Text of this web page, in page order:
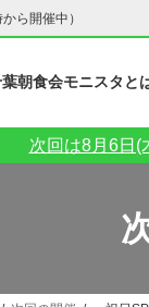
ら開催中）
朝食会モニスタと
次回は8月6日(